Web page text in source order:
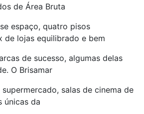
de Área Bruta
espaço, quatro pisos
de lojas equilibrado e bem
de sucesso, algumas delas
O Brisamar
salas de cinema de
únicas da